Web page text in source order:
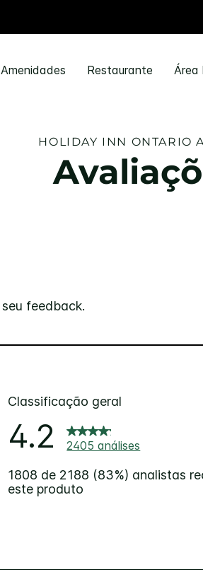
Amenidades Restaurante Área
HOLIDAY INN ONTARIO
feedback.